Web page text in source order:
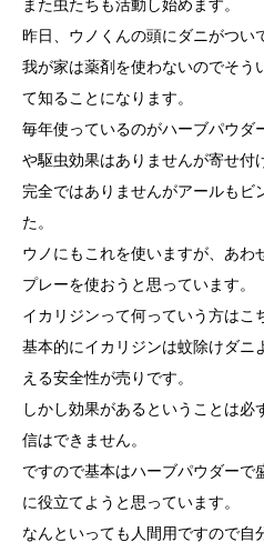
また虫たちも活動し始めます。
昨日、ウノくんの頭にダニがつい
我が家は薬剤を使わないのでそう
て知ることになります。
毎年使っているのがハーブパウダ
や駆虫効果はありませんが寄せ付
完全ではありませんがアールもビ
た。
ウノにもこれを使いますが、あわ
プレーを使おうと思っています。
イカリジンって何っていう方はこ
基本的にイカリジンは蚊除けダニ
える安全性が売りです。
しかし効果があるということは必
信はできません。
ですので基本はハーブパウダーで
に役立てようと思っています。
なんといっても人間用ですので自